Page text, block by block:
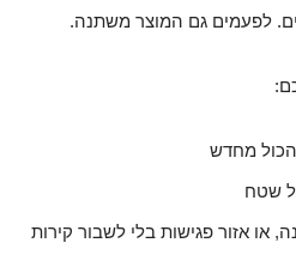
לפעמים גם המוצר משתנה.
מחדש
שטח
או אזור פגישות בלי לשבור קירות